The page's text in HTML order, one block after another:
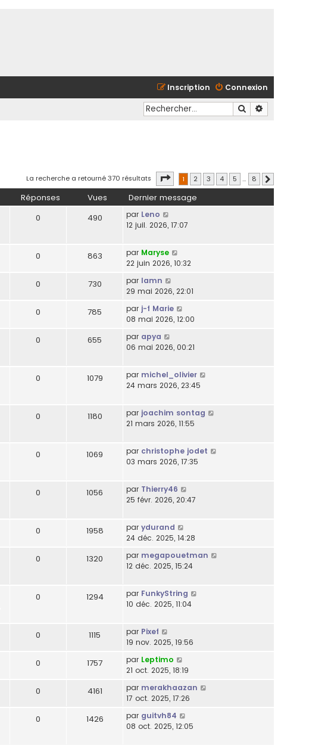
Connexion
Inscription
Rechercher
La recherche a retourné 370 résultats Page sur 8
1 2 3 4 5 … 8
Réponses Vues Dernier message
0 490 par Leno
12 juil. 2026, 17:07
0 863 par Maryse
22 juin 2026, 10:32
0 730 par lamn
29 mai 2026, 22:01
0 785 par j-f Marie
08 mai 2026, 12:00
0 655 par apya
06 mai 2026, 00:21
0 1079 par michel_olivier
24 mars 2026, 23:45
0 1180 par joachim sontag
21 mars 2026, 11:55
0 1069 par christophe jodet
03 mars 2026, 17:35
0 1056 par Thierry46
25 févr. 2026, 20:47
0 1958 par ydurand
24 déc. 2025, 14:28
0 1320 par megapouetman
12 déc. 2025, 15:24
0 1294 par FunkyString
10 déc. 2025, 11:04
0 1115 par Pixef
19 nov. 2025, 19:56
0 1757 par Leptimo
21 oct. 2025, 18:19
0 4161 par merakhaazan
17 oct. 2025, 17:26
0 1426 par guitvh84
08 oct. 2025, 12:05